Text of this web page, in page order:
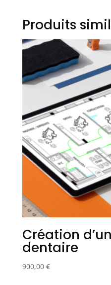
Produits
Création
dentaire
900,00 €